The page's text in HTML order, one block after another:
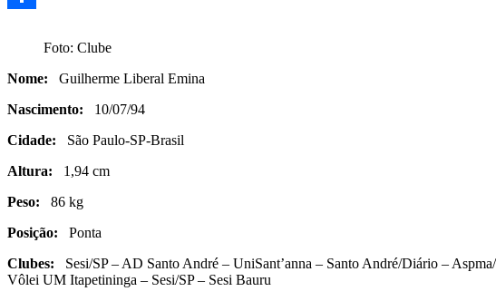
Foto: Clube
Nome: Guilherme Liberal Emina
Nascimento: 10/07/94
Cidade: São Paulo-SP-Brasil
Altura: 1,94 cm
Peso: 86 kg
Posição: Ponta
Clubes: Sesi/SP – AD Santo André – UniSant’anna – Santo André/Diário –
Vôlei UM Itapetininga – Sesi/SP – Sesi Bauru